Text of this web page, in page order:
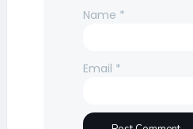
Name *
Email *